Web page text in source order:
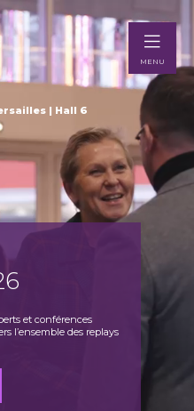
| Hall 6
MENU
et conférences
l’ensemble des replays